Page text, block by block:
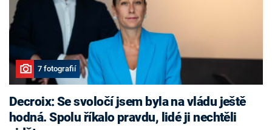
7 fotografií
Decroix: Se svoločí jsem byla na vládu ještě
hodná. Spolu říkalo pravdu, lidé ji nechtěli